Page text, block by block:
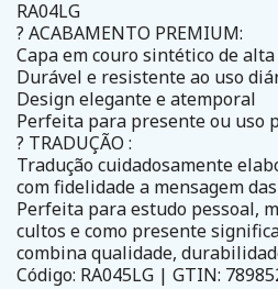
RA04LG
? ACABAMENTO PREMIUM:
Capa em couro sintético de
Durável e resistente ao uso
Design elegante e atemporal
Perfeita para presente ou uso
? TRADUÇÃO :
Tradução cuidadosamente
com fidelidade a mensagem
Perfeita para estudo pessoal,
cultos e como presente
combina qualidade,
Código: RA045LG | GTIN: